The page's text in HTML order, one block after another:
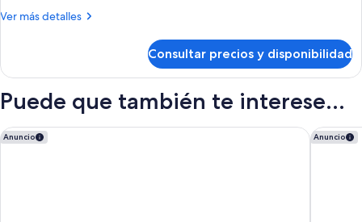
Ver más detalles
Más
triple
Consultar precios y disponibilidad
Puede que también te interese...
Anuncio
ibis Styles Genève Palexpo Aéroport Hotel Anuncio
Ruby